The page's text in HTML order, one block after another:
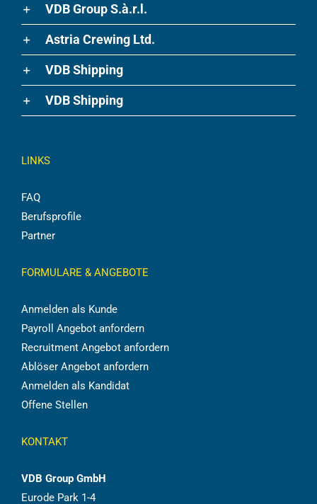
VDB Group S.à.r.l.
Astria Crewing Ltd.
VDB Shipping
VDB Shipping
LINKS
FAQ
Berufsprofile
Partner
FORMULARE & ANGEBOTE
Anmelden als Kunde
Payroll Angebot anfordern
Recruitment Angebot anfordern
Ablöser Angebot anfordern
Anmelden als Kandidat
Offene Stellen
KONTAKT
VDB Group GmbH
Eurode Park 1-4